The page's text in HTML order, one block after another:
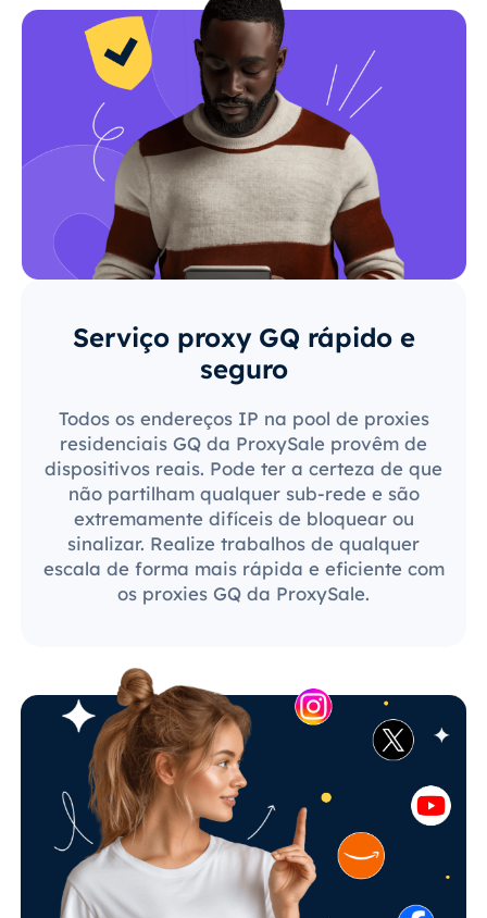
Serviço proxy GQ rápido e
seguro
Todos os endereços IP na pool de proxies
residenciais GQ da ProxySale provêm de
dispositivos reais. Pode ter a certeza de que
não partilham qualquer sub-rede e são
extremamente difíceis de bloquear ou
sinalizar. Realize trabalhos de qualquer
escala de forma mais rápida e eficiente com
os proxies GQ da ProxySale.